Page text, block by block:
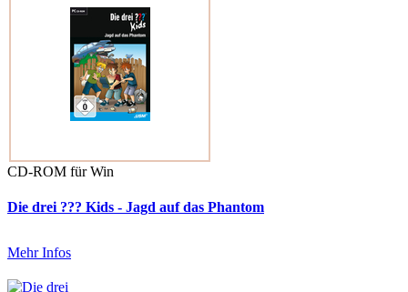
CD-ROM für Win
Die drei ??? Kids - Jagd auf das Phantom
Mehr Infos